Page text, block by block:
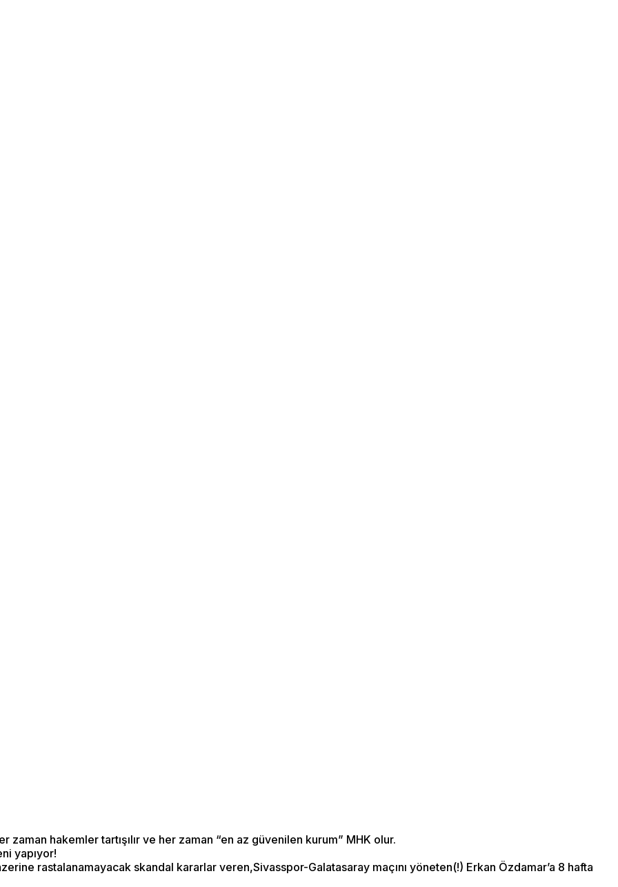
hakemler tartışılır ve her zaman “en az güvenilen kurum” MHK olur.
yapıyor!
rastalanamayacak skandal kararlar veren,Sivasspor-Galatasaray maçını yöneten(!) Erkan Özdamar’a 8 hafta